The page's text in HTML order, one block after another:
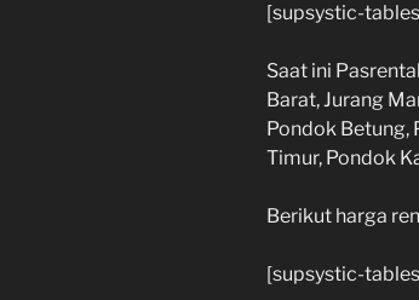
[supsystic-
Saat ini
Barat, Jurang
Pondok Betung,
Timur, Pondok
Berikut harga
[supsystic-